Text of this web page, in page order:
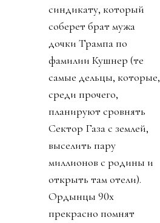
синдикату, который
соберет брат мужа
дочки Трампа по
фамилии Кушнер (те
самые дельцы, которые,
среди прочего,
планируют сровнять
Сектор Газа с землей,
выселить пару
миллионов с родины и
открыть там отели).
Ордынцы 90х
прекрасно помнят